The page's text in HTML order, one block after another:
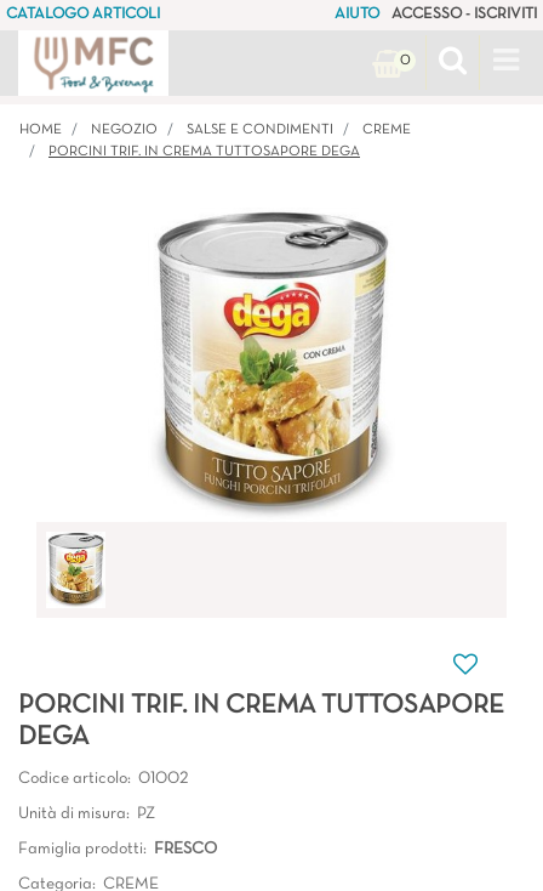
CATALOGO ARTICOLI AIUTO ACCESSO - ISCRIVITI
0
HOME NEGOZIO SALSE E CONDIMENTI
CREME
PORCINI TRIF. IN CREMA TUTTOSAPORE DEGA
PORCINI TRIF. IN CREMA TUTTOSAPORE
DEGA
Codice articolo: 01002
Unità di misura: PZ
Famiglia prodotti: FRESCO
Categoria: CREME